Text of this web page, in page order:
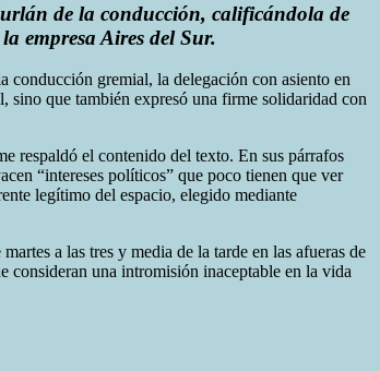
de la conducción, calificándola de
empresa Aires del Sur.
gremial, la delegación con asiento en
sino que también expresó una firme solidaridad con
respaldó el contenido del texto. En sus párrafos
“intereses políticos” que poco tienen que ver
legítimo del espacio, elegido mediante
a las tres y media de la tarde en las afueras de
consideran una intromisión inaceptable en la vida